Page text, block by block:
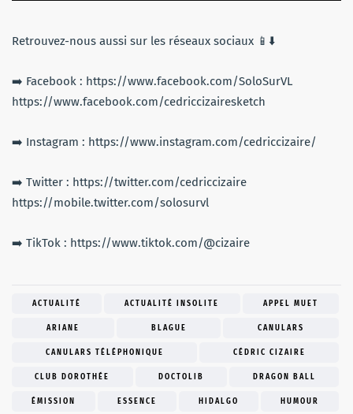
Retrouvez-nous aussi sur les réseaux sociaux 📱⬇️
➡️ Facebook : https://www.facebook.com/SoloSurVL
https://www.facebook.com/cedriccizairesketch
➡️ Instagram : https://www.instagram.com/cedriccizaire/
➡️ Twitter : https://twitter.com/cedriccizaire
https://mobile.twitter.com/solosurvl
➡️ TikTok : https://www.tiktok.com/@cizaire
ACTUALITÉ ACTUALITÉ INSOLITE APPEL MUET
ARIANE BLAGUE CANULARS
CANULARS TÉLÉPHONIQUE CÉDRIC CIZAIRE
CLUB DOROTHÉE DOCTOLIB DRAGON BALL
ÉMISSION ESSENCE HIDALGO HUMOUR